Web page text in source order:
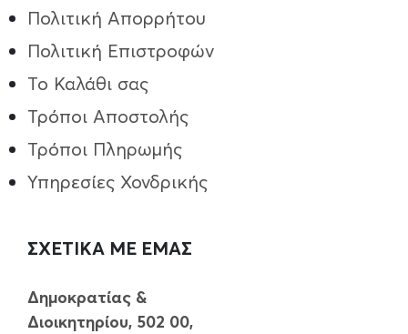
Πολιτική Απορρήτου
Πολιτική Επιστροφών
Το Καλάθι σας
Τρόποι Aποστολής
Τρόποι Πληρωμής
Υπηρεσίες Χονδρικής
ΣΧΕΤΙΚΑ ΜΕ ΕΜΑΣ
Δημοκρατίας &
Διοικητηρίου, 502 00,